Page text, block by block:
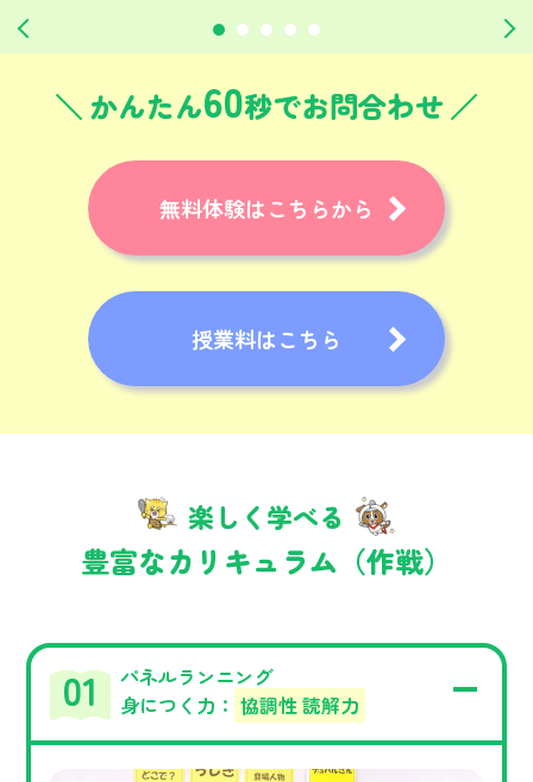
かんたん60秒でお問合わせ
無料体験はこちらから
授業料はこちら
楽しく学べる
豊富なカリキュラム（作戦）
パネルランニング
身につく力： 協調性 読解力